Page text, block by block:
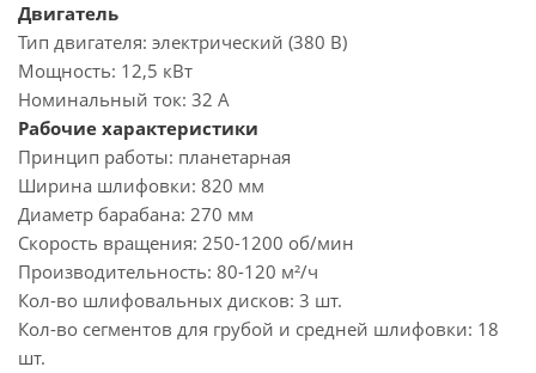
Двигатель
Тип двигателя: электрический (380 В)
Мощность: 12,5 кВт
Номинальный ток: 32 А
Рабочие характеристики
Принцип работы: планетарная
Ширина шлифовки: 820 мм
Диаметр барабана: 270 мм
Скорость вращения: 250-1200 об/мин
Производительность: 80-120 м²/ч
Кол-во шлифовальных дисков: 3 шт.
Кол-во сегментов для грубой и средней шлифовки: 18
шт.